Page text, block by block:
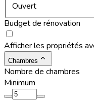
Ouvert
Budget de rénovation
Afficher les propriétés
Chambres
Nombre de chambres
Minimum